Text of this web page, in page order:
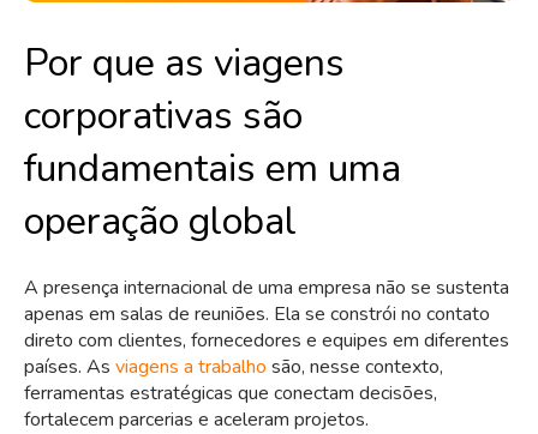
Por que as viagens
corporativas são
fundamentais em uma
operação global
A presença internacional de uma empresa não se sustenta
apenas em salas de reuniões. Ela se constrói no contato
direto com clientes, fornecedores e equipes em diferentes
países. As viagens a trabalho são, nesse contexto,
ferramentas estratégicas que conectam decisões,
fortalecem parcerias e aceleram projetos.